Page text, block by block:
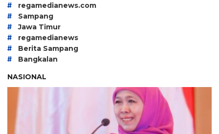
# regamedianews.com
# Sampang
# Jawa Timur
# regamedianews
# Berita Sampang
#
Bangkalan
NASIONAL